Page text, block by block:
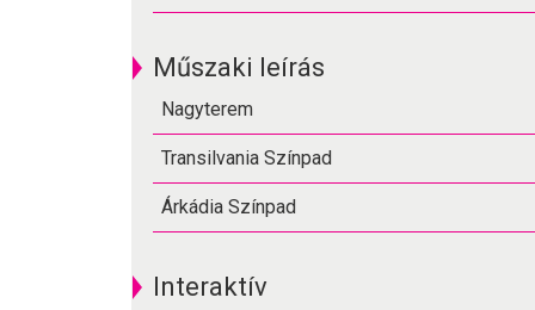
Műszaki leírás
Nagyterem
Transilvania Színpad
Árkádia Színpad
Interaktív